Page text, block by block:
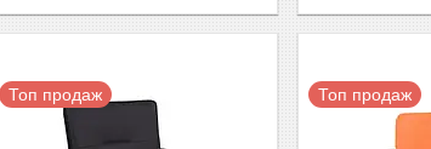
Топ продаж Топ продаж